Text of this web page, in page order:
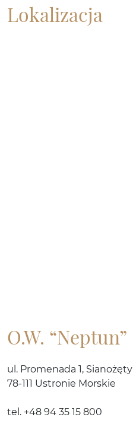
Lokalizacja
O.W. “Neptun”
ul. Promenada 1, Sianożęty
78-111 Ustronie Morskie
tel. +48 94 35 15 800